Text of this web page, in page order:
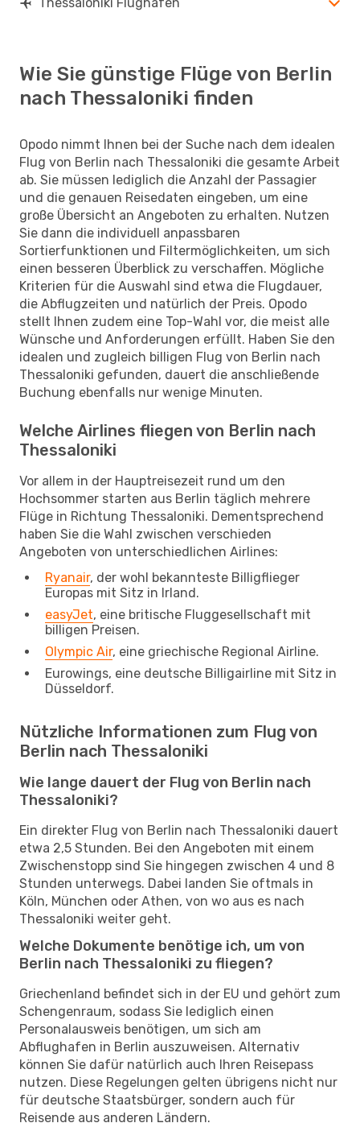
Wie Sie günstige Flüge von Berlin
nach Thessaloniki finden
Opodo nimmt Ihnen bei der Suche nach dem idealen
Flug von Berlin nach Thessaloniki die gesamte Arbeit
ab. Sie müssen lediglich die Anzahl der Passagier
und die genauen Reisedaten eingeben, um eine
große Übersicht an Angeboten zu erhalten. Nutzen
Sie dann die individuell anpassbaren
Sortierfunktionen und Filtermöglichkeiten, um sich
einen besseren Überblick zu verschaffen. Mögliche
Kriterien für die Auswahl sind etwa die Flugdauer,
die Abflugzeiten und natürlich der Preis. Opodo
stellt Ihnen zudem eine Top-Wahl vor, die meist alle
Wünsche und Anforderungen erfüllt. Haben Sie den
idealen und zugleich billigen Flug von Berlin nach
Thessaloniki gefunden, dauert die anschließende
Buchung ebenfalls nur wenige Minuten.
Welche Airlines fliegen von Berlin nach
Thessaloniki
Vor allem in der Hauptreisezeit rund um den
Hochsommer starten aus Berlin täglich mehrere
Flüge in Richtung Thessaloniki. Dementsprechend
haben Sie die Wahl zwischen verschieden
Angeboten von unterschiedlichen Airlines:
Ryanair, der wohl bekannteste Billigflieger
Europas mit Sitz in Irland.
easyJet, eine britische Fluggesellschaft mit
billigen Preisen.
Olympic Air, eine griechische Regional Airline.
Eurowings, eine deutsche Billigairline mit Sitz in
Düsseldorf.
Nützliche Informationen zum Flug von
Berlin nach Thessaloniki
Wie lange dauert der Flug von Berlin nach
Thessaloniki?
Ein direkter Flug von Berlin nach Thessaloniki dauert
etwa 2,5 Stunden. Bei den Angeboten mit einem
Zwischenstopp sind Sie hingegen zwischen 4 und 8
Stunden unterwegs. Dabei landen Sie oftmals in
Köln, München oder Athen, von wo aus es nach
Thessaloniki weiter geht.
Welche Dokumente benötige ich, um von
Berlin nach Thessaloniki zu fliegen?
Griechenland befindet sich in der EU und gehört zum
Schengenraum, sodass Sie lediglich einen
Personalausweis benötigen, um sich am
Abflughafen in Berlin auszuweisen. Alternativ
können Sie dafür natürlich auch Ihren Reisepass
nutzen. Diese Regelungen gelten übrigens nicht nur
für deutsche Staatsbürger, sondern auch für
Reisende aus anderen Ländern.